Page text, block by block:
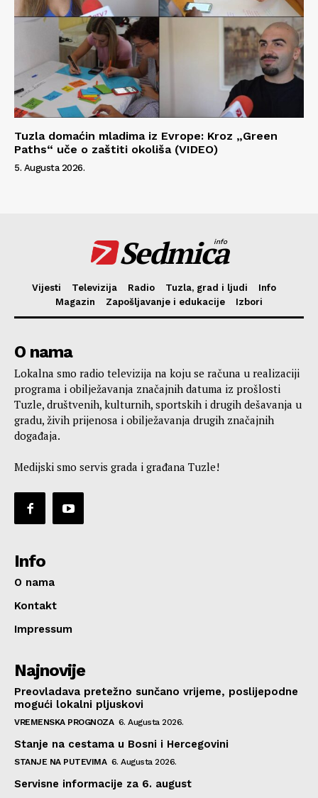
Tuzla domaćin mladima iz Evrope: Kroz „Green
Paths“ uče o zaštiti okoliša (VIDEO)
5. Augusta 2026.
Sedmica
info
Vijesti Televizija Radio Tuzla, grad i ljudi
Info
Magazin
Zapošljavanje i edukacije Izbori
O nama
Lokalna smo radio televizija na koju se računa u realizaciji
programa i obilježavanja značajnih datuma iz prošlosti
Tuzle, društvenih, kulturnih, sportskih i drugih dešavanja u
gradu, živih prijenosa i obilježavanja drugih značajnih
događaja.
Medijski smo servis grada i građana Tuzle!
Info
O nama
Kontakt
Impressum
Najnovije
Preovladava pretežno sunčano vrijeme, poslijepodne
mogući lokalni pljuskovi
VREMENSKA PROGNOZA 6. Augusta 2026.
Stanje na cestama u Bosni i Hercegovini
STANJE NA PUTEVIMA 6. Augusta 2026.
Servisne informacije za 6. august